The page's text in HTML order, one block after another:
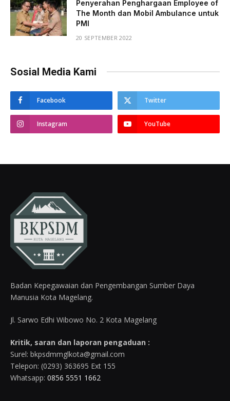
Penyerahan Penghargaan Employee of
The Month dan Mobil Ambulance untuk
PMI
20 SEPTEMBER 2022
Sosial Media Kami
Facebook Twitter
Instagram YouTube
Badan Kepegawaian dan Pengembangan Sumber Daya
Manusia Kota Magelang.
Jl. Sarwo Edhi Wibowo No. 2 Kota Magelang
Kritik, saran dan laporan pengaduan :
Surel: bkpsdmmglkota@gmail.com
Telepon: (0293) 363695 Ext 155
Whatsapp: 0856 5551 1662